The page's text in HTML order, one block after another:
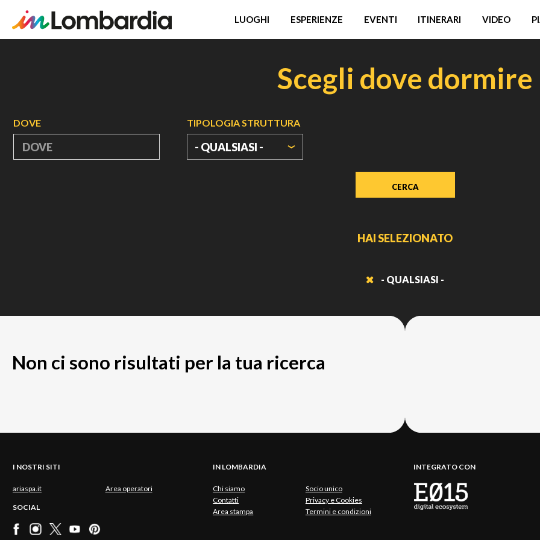
LUOGHI ESPERIENZE EVENTI ITINERARI VIDEO
Scegli dove dormire
DOVE TIPOLOGIA STRUTTURA
- QUALSIASI -
HAI SELEZIONATO
- QUALSIASI -
Non ci sono risultati per la tua ricerca
I NOSTRI SITI
ariaspa.it Area operatori
SOCIAL
IN LOMBARDIA
Chi siamo
Socio unico
Contatti
Privacy e Cookies
Area stampa
Termini e condizioni
INTEGRATO CON